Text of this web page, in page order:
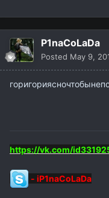
P1naCoLaDa
Posted May 9,
https://vk.com/
- iP1naCoLaDa